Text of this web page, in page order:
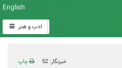
English
ادب و هنر
خبرنگار: 52 چاپ